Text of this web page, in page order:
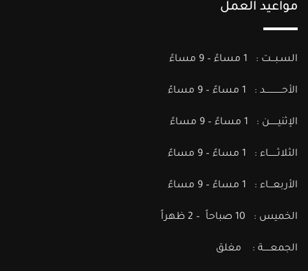
مواعيد العمل
السـبـــت : 1 مساءً – 9 مساءً
الأحــــــــــــد : 1 مساءً – 9 مساءً
الإثنيــــــن : 1 مساءً – 9 مساءً
الثلاثــــــاء : 1 مساءً – 9 مساءً
الأربعـــاء : 1 مساءً – 9 مساءً
الخميس : 10 صباحاً – 2 ظهراً
الجمعـــــة : مغلق